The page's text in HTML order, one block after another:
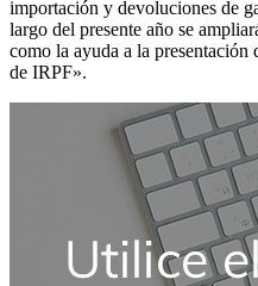
importación y devoluciones de
largo del presente año se
como la ayuda a la presentación
de IRPF».